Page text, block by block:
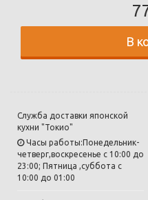
В
Служба доставки японской
кухни "Токио"
Часы работы:Понедельник-
четверг,воскресенье с 10:00 до
23:00; Пятница ,суббота с
10:00 до 01:00